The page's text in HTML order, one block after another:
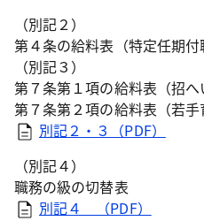
（別記２）
第４条の給料表（特定任期付
（別記３）
第７条第１項の給料表（招へ
第７条第２項の給料表（若手
別記２・３（PDF）
（別記４）
職務の級の切替表
別記４ （PDF）